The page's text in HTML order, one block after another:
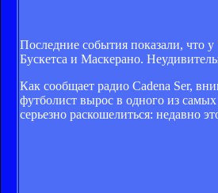
Последние события показали, что
Бускетса и Маскерано.
Как сообщает радио Cadena Ser,
футболист вырос в одного из
серьезно раскошелиться: недавно